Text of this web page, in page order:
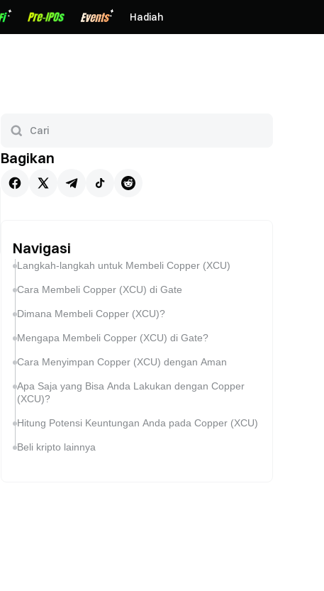
Hadiah
Bagikan
Navigasi
Langkah-langkah untuk Membeli Copper (XCU)
Cara Membeli Copper (XCU) di Gate
Dimana Membeli Copper (XCU)?
Mengapa Membeli Copper (XCU) di Gate?
Cara Menyimpan Copper (XCU) dengan Aman
Apa Saja yang Bisa Anda Lakukan dengan Copper
(XCU)?
Hitung Potensi Keuntungan Anda pada Copper (XCU)
Beli kripto lainnya